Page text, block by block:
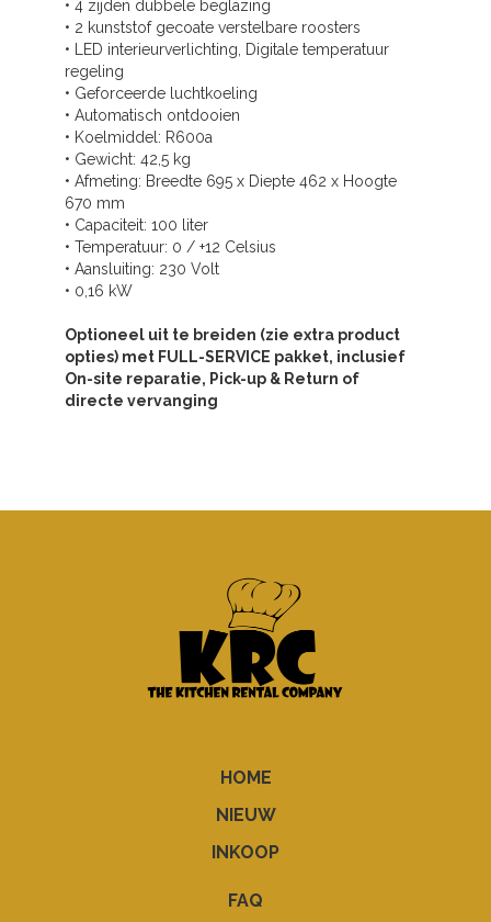
• 4 zijden dubbele beglazing
• 2 kunststof gecoate verstelbare roosters
• LED interieurverlichting, Digitale temperatuur
regeling
• Geforceerde luchtkoeling
• Automatisch ontdooien
• Koelmiddel: R600a
• Gewicht: 42,5 kg
• Afmeting: Breedte 695 x Diepte 462 x Hoogte
670 mm
• Capaciteit: 100 liter
• Temperatuur: 0 / +12 Celsius
• Aansluiting: 230 Volt
• 0,16 kW
Optioneel uit te breiden (zie extra product
opties) met FULL-SERVICE pakket, inclusief
On-site reparatie, Pick-up & Return of
directe vervanging
HOME
NIEUW
INKOOP
FAQ